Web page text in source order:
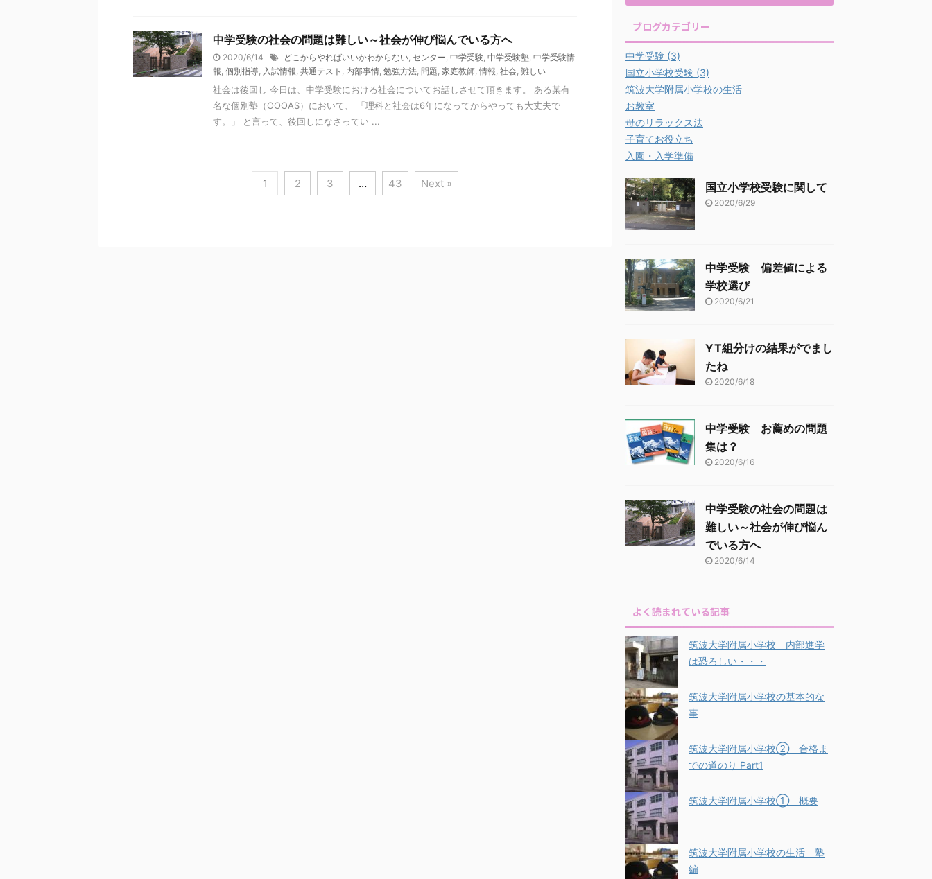
中学受験の社会の問題は難しい～社会が伸び悩んでいる方へ
2020/6/14 どこからやればいいかわからない, センター, 中学受験, 中学受験塾, 中学受験情
報, 個別指導, 入試情報, 共通テスト , 内部事情, 勉強方法, 問題, 家庭教師, 情報, 社会, 難しい
社会は後回し 今日は、中学受験における社会についてお話しさせて頂きます。 ある某有
名な個別塾（OOOAS）において、 「理科と社会は6年になってからやっても大丈夫で
す。」 と言って、後回しになさってい ...
1 2 3 … 43 Next »
ブログカテゴリー
中学受験 (3)
国立小学校受験 (3)
筑波大学附属小学校の生活
お教室
母のリラックス法
子育てお役立ち
入園・入学準備
国立小学校受験に関して
2020/6/29
中学受験 偏差値による
学校選び
2020/6/21
YT組分けの結果がでまし
たね
2020/6/18
中学受験 お薦めの問題
集は？
2020/6/16
中学受験の社会の問題は
難しい～社会が伸び悩ん
でいる方へ
2020/6/14
よく読まれている記事
筑波大学附属小学校 内部進学
は恐ろしい・・・
筑波大学附属小学校の基本的な
事
筑波大学附属小学校② 合格ま
での道のり Part1
筑波大学附属小学校① 概要
筑波大学附属小学校の生活 塾
編